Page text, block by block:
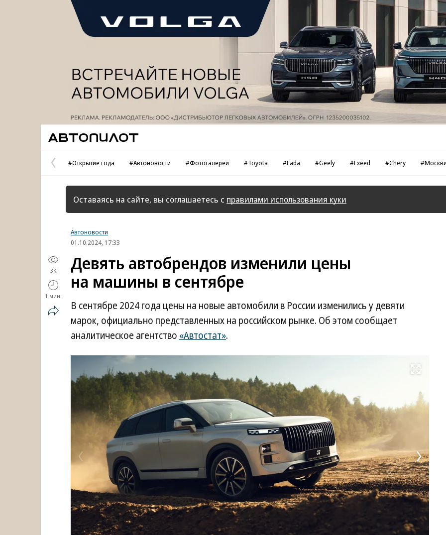
Предыдущая
страница
#Открытие года #Автоновости #Фотогалереи #Toyota #Lada #Geely #Exeed #Chery
Оставаясь на сайте, вы соглашаетесь с правилами использования куки
Автоновости
01.10.2024, 17:33
3K
1 мин.
Девять автобрендов изменили цены
на машины в сентябре
В сентябре 2024 года цены на новые автомобили в России изменились у девяти
марок, официально представленных на российском рынке. Об этом сообщает
аналитическое агентство «Автостат».
Развернуть на весь экран